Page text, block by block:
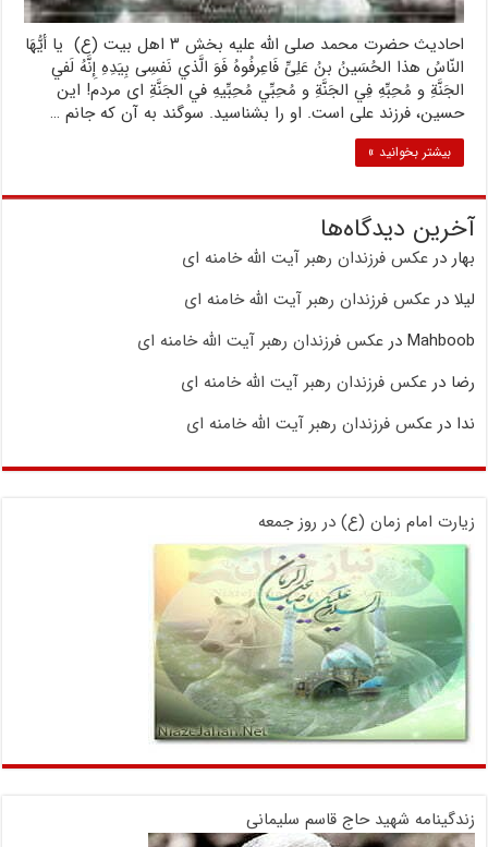
احادیث حضرت محمد صلى الله علیه بخش ۳ اهل بیت (ع) يا أيُّهَا
النّاسُ هذا الحُسَينُ بنُ عَلِىِّ فَاعِرفُوهُ فَوَ الَّذي نَفسِى بِيَدِهِ إِنَّهُ لَفي
الجَنَّةِ و مُحِبِّهِ فِي الجَنَّةِ و مُحِبِّي مُحِبِّيهِ في الجَنَّةِ اى مردم! اين
حسين، فرزند على است. او را بشناسيد. سوگند به آن كه جانم …
بیشتر بخوانید »
آخرین دیدگاه‌ها
بهار درعکس فرزندان رهبر آیت الله خامنه ای
لیلا درعکس فرزندان رهبر آیت الله خامنه ای
Mahboob درعکس فرزندان رهبر آیت الله خامنه ای
رضا درعکس فرزندان رهبر آیت الله خامنه ای
ندا درعکس فرزندان رهبر آیت الله خامنه ای
زیارت امام زمان (ع) در روز جمعه
زندگینامه شهید حاج قاسم سلیمانی